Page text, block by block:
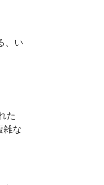
、い
た
雑な